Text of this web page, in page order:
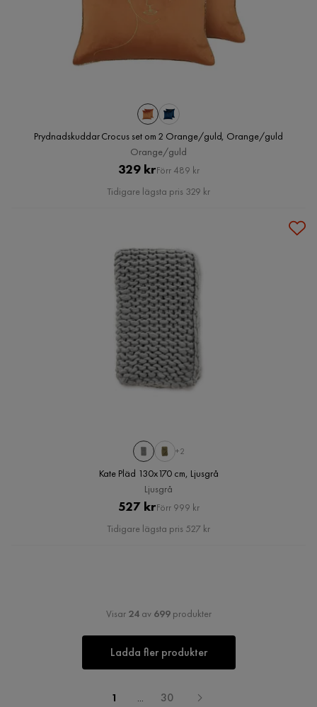
Prydnadskuddar Crocus set om 2 Orange/guld, Orange/guld
Orange/guld
Pris
329 krOriginal
Pris
Förr 489 kr
Tidigare lägsta pris 329 kr
+2
Kate Pläd 130x170 cm, Ljusgrå
Ljusgrå
Pris
527 krOriginal
Pris
Förr 999 kr
Tidigare lägsta pris 527 kr
Visar 24av 699produkter
Ladda fler produkter
1 ... 30